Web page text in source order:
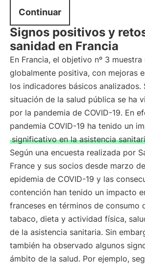
Continuar
Signos positivos y
sanidad en Francia
En Francia, el objetivo nº 3 muestra
globalmente positiva, con mejoras
los indicadores básicos analizados.
situación de la salud pública se ha
por la pandemia de COVID-19. En
pandemia COVID-19 ha tenido un
significativo en la asistencia
Según una encuesta realizada por
France y sus socios desde marzo
epidemia de COVID-19 y las
contención han tenido un impacto
franceses en términos de consumo
tabaco, dieta y actividad física,
de la asistencia sanitaria. Sin
también ha observado algunos
ámbito de la salud. Por ejemplo,